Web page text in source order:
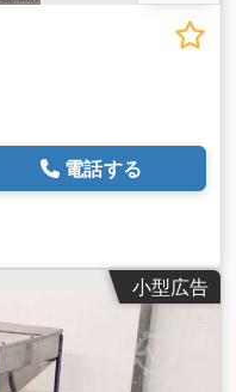
電話する
小型広告